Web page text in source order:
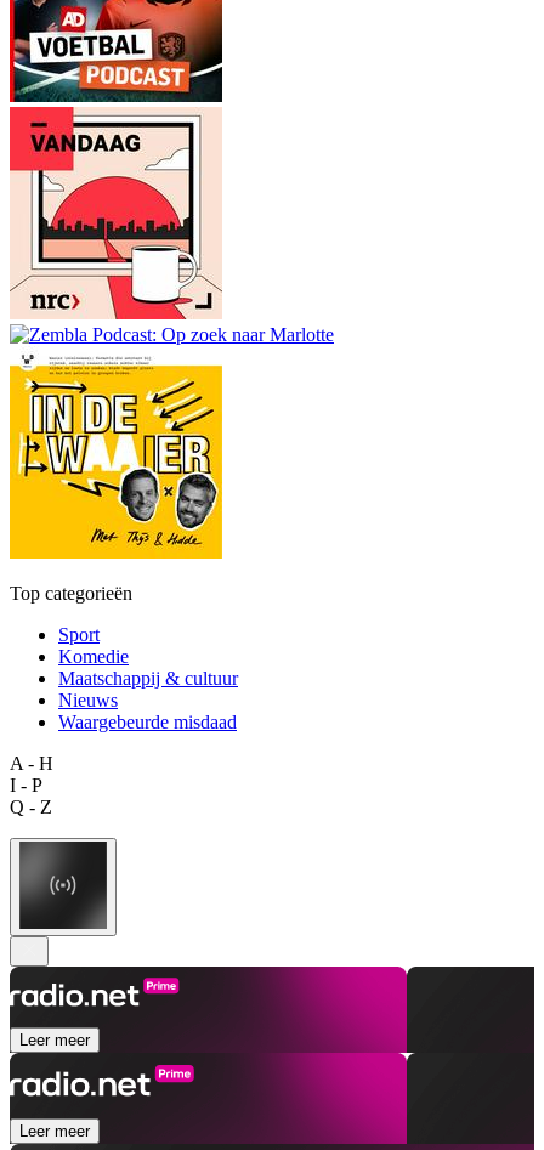
Top categorieën
Sport
Komedie
Maatschappij & cultuur
Nieuws
Waargebeurde misdaad
A - H
I - P
Q - Z
Leer meer
Leer meer